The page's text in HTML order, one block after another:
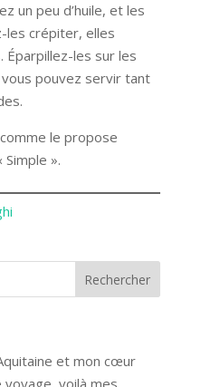
un peu d’huile, et les
les crépiter, elles
les sur les
vous pouvez servir tant
le propose
».
et mon cœur